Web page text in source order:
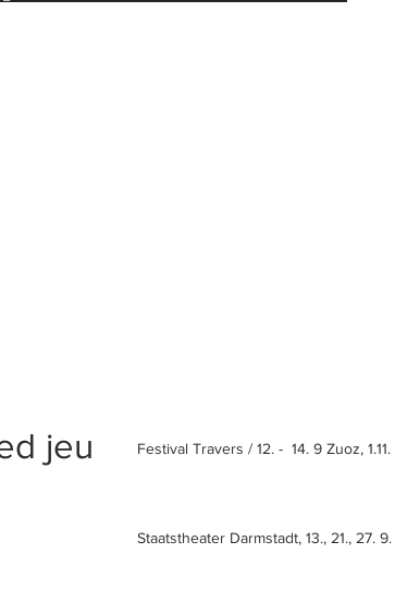
jeu Festival Travers / 12. - 14. 9 Zuoz,
Staatstheater Darmstadt, 13., 21., 27. 9.